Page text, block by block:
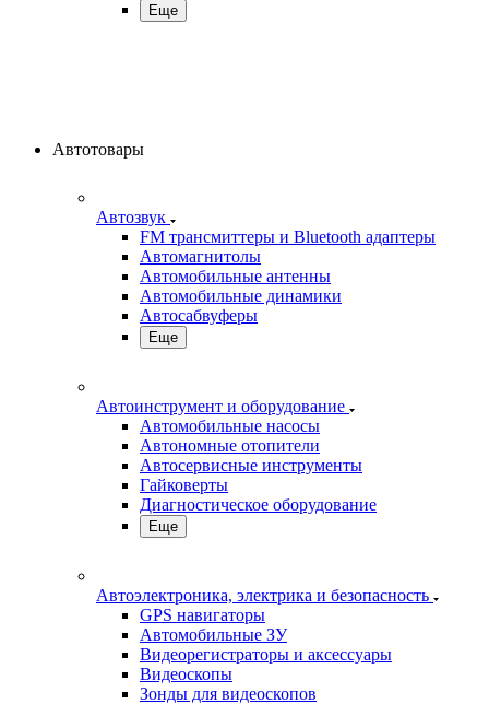
Еще
Автотовары
Автозвук
FM трансмиттеры и Bluetooth адаптеры
Автомагнитолы
Автомобильные антенны
Автомобильные динамики
Автосабвуферы
Еще
Автоинструмент и оборудование
Автомобильные насосы
Автономные отопители
Автосервисные инструменты
Гайковерты
Диагностическое оборудование
Еще
Автоэлектроника, электрика и безопасность
GPS навигаторы
Автомобильные ЗУ
Видеорегистраторы и аксессуары
Видеоскопы
Зонды для видеоскопов